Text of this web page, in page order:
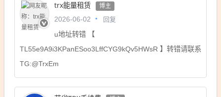
trx能量租赁 博主
2026-06-02 回复
u地址转错 【
TL55e9A9i3KPanESoo3LffCYG9kQv5HWsR 】转错请联系
TG:@TrxEm